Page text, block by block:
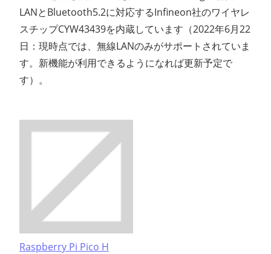
LANとBluetooth5.2に対応するInfineon社のワイヤレ
スチップCYW43439を内蔵しています（2022年6月22
日：現時点では、無線LANのみがサポートされていま
す。新機能が利用できるようになれば更新予定で
す）。
Raspberry Pi Pico H